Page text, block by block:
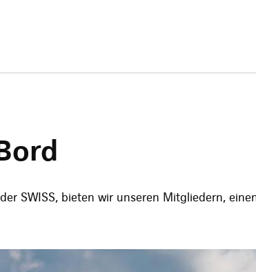
SWISS, bieten wir unseren Mitgliedern,